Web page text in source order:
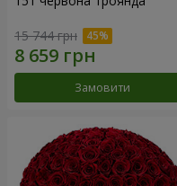
15 744 грн
Замовити